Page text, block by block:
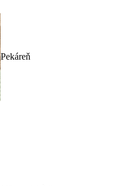
Pekáreň